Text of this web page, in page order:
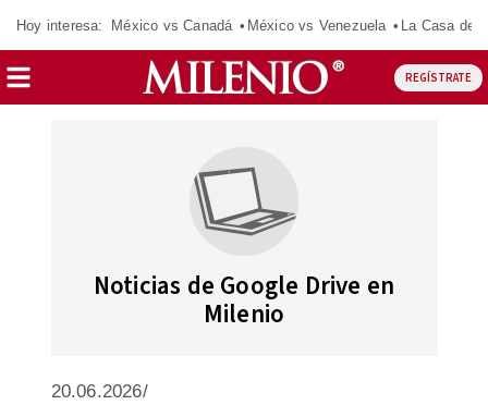
Hoy interesa: México vs Canadá México vs Venezuela La Casa de
REGÍSTRATE
Noticias de Google Drive en
Milenio
20.06.2026/